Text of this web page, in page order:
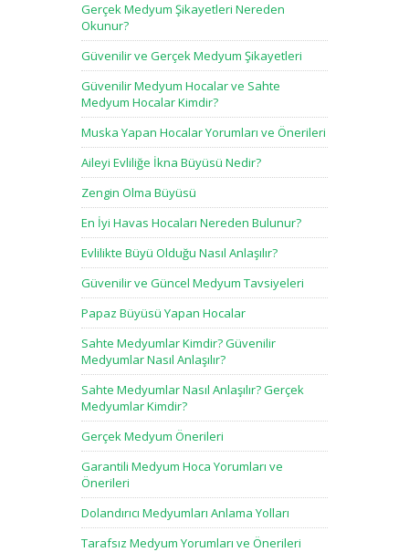
Gerçek Medyum Şikayetleri Nereden
Okunur?
Güvenilir ve Gerçek Medyum Şikayetleri
Güvenilir Medyum Hocalar ve Sahte
Medyum Hocalar Kimdir?
Muska Yapan Hocalar Yorumları ve Önerileri
Aileyi Evliliğe İkna Büyüsü Nedir?
Zengin Olma Büyüsü
En İyi Havas Hocaları Nereden Bulunur?
Evlilikte Büyü Olduğu Nasıl Anlaşılır?
Güvenilir ve Güncel Medyum Tavsiyeleri
Papaz Büyüsü Yapan Hocalar
Sahte Medyumlar Kimdir? Güvenilir
Medyumlar Nasıl Anlaşılır?
Sahte Medyumlar Nasıl Anlaşılır? Gerçek
Medyumlar Kimdir?
Gerçek Medyum Önerileri
Garantili Medyum Hoca Yorumları ve
Önerileri
Dolandırıcı Medyumları Anlama Yolları
Tarafsız Medyum Yorumları ve Önerileri